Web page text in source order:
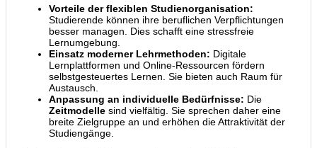
Vorteile der flexiblen Studienorganisation:
Studierende können ihre beruflichen Verpflichtungen
besser managen. Dies schafft eine stressfreie
Lernumgebung.
Einsatz moderner Lehrmethoden: Digitale
Lernplattformen und Online-Ressourcen fördern
selbstgesteuertes Lernen. Sie bieten auch Raum für
Austausch.
Anpassung an individuelle Bedürfnisse: Die
Zeitmodelle sind vielfältig. Sie sprechen daher eine
breite Zielgruppe an und erhöhen die Attraktivität der
Studiengänge.